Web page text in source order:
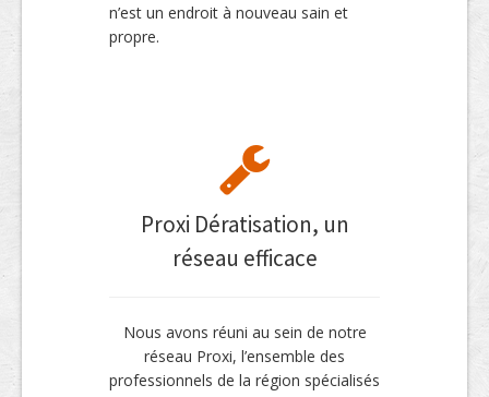
n’est un endroit à nouveau sain et
propre.
Proxi Dératisation, un
réseau efficace
Nous avons réuni au sein de notre
réseau Proxi, l’ensemble des
professionnels de la région spécialisés